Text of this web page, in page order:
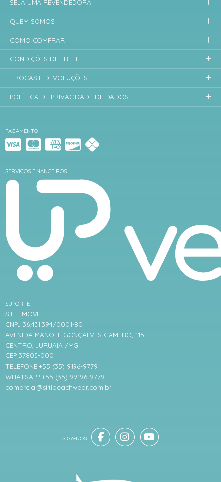
PAGAMENTO
SERVIÇOS FINANCEIROS
SUPORTE
SILTI MOVI
CNPJ 36.431.394/0001-80
AVENIDA MANOEL GONÇALVES GAMERO, 115
CENTRO, JURUAIA /MG
CEP 37805-000
TELEFONE +55 (35) 9196-9779
WHATSAPP +55 (35) 99196-9779
comercial@siltibeachwear.com.br
SEJA UMA REVENDEDORA
QUEM SOMOS
COMO COMPRAR
CONDIÇÕES DE FRETE
TROCAS E DEVOLUÇÕES
POLÍTICA DE PRIVACIDADE DE DADOS